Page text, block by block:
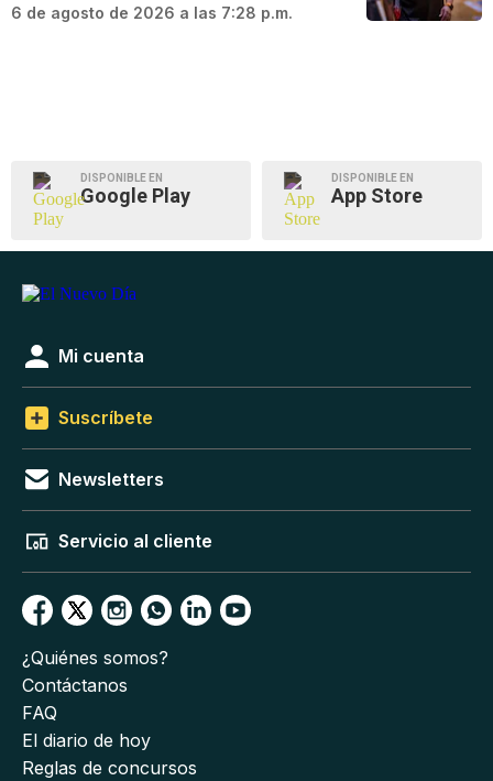
6 de agosto de 2026 a las 7:28 p.m.
DISPONIBLE EN
Google Play
DISPONIBLE EN
App Store
Mi cuenta
Suscríbete
Newsletters
Servicio al cliente
¿Quiénes somos?
Contáctanos
FAQ
El diario de hoy
Reglas de concursos